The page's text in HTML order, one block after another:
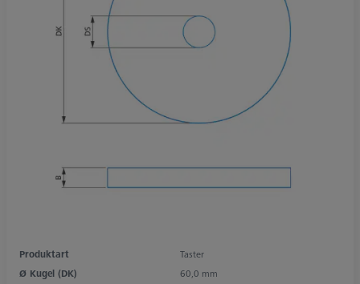
Produktart
Taster
Ø Kugel (DK)
60,0 mm